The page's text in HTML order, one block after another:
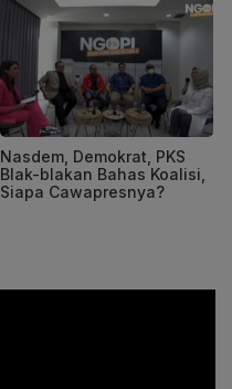
Nasdem, Demokrat, PKS
Blak-blakan Bahas Koalisi,
Siapa Cawapresnya?